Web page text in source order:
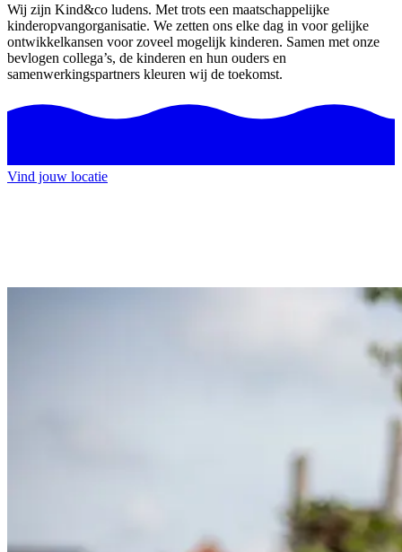
Wij zijn Kind&co ludens. Met trots een maatschappelijke
kinderopvangorganisatie. We zetten ons elke dag in voor gelijke
ontwikkelkansen voor zoveel mogelijk kinderen. Samen met onze
bevlogen collega’s, de kinderen en hun ouders en
samenwerkingspartners kleuren wij de toekomst.
Vind jouw locatie